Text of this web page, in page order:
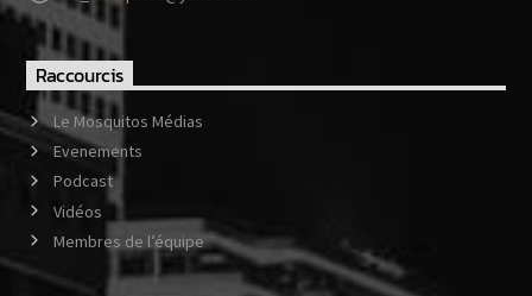
Raccourcis
Le Mosquitos Médias
Evenements
Podcast
Vidéos
Membres de l’équipe